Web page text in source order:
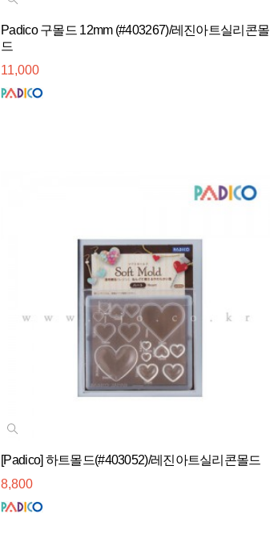
Padico 구몰드 12mm (#403267)/레진아트실리콘몰
드
11,000
[Padico] 하트몰드(#403052)/레진아트실리콘몰드
8,800